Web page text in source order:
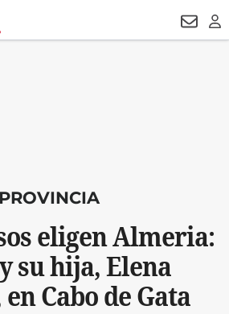
PROVINCIA
eligen Almeria:
su hija, Elena
Cabo de Gata